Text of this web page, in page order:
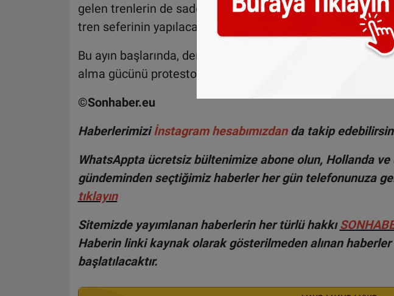
gelen trenlerin de sadece dördü çalışıyor. Roosendaal ile
tren seferinin yapılacağı belirtiliyor.
Bu ayın başlarında, demiryolu sendikaları yüksek enerji
alma gücünü protesto etmek için greve gitmişti.
©Sonhaber.eu
Haberlerimiziİnstagram hesabımızdan da takip
WhatsAppta ücretsiz bültenimize abone olun, Hollanda
gündeminden seçtiğimiz haberler her gün telefonunuza
tıklayın
Sitemizde yayımlanan haberlerin her türlü hakkı
Haberin linki kaynak olarak gösterilmeden alınan
başlatılacaktır.